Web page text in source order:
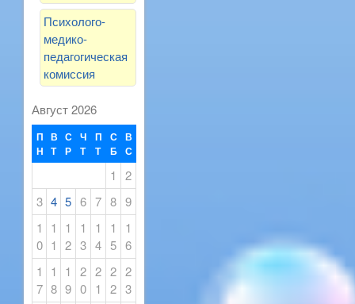
Психолого-
медико-
педагогическая
комиссия
Август 2026
П
Н
В
Т
С
Р
Ч
Т
П
Т
С
Б
В
С
1
2
3 4 5 6 7 8 9
1
0
1
1
1
2
1
3
1
4
1
5
1
6
1
7
1
8
1
9
2
0
2
1
2
2
2
3